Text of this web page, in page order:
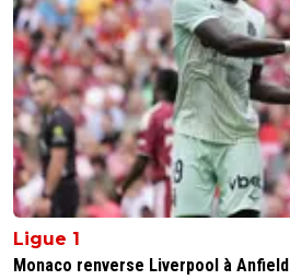
Ligue 1
Monaco renverse Liverpool à Anfield